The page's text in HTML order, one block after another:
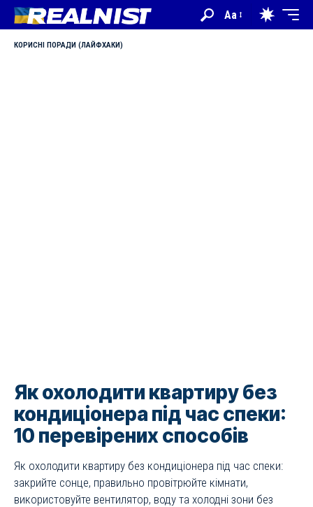
Aa
КОРИСНІ ПОРАДИ (ЛАЙФХАКИ)
Як охолодити квартиру без
кондиціонера під час спеки:
10 перевірених способів
Як охолодити квартиру без кондиціонера під час спеки:
закрийте сонце, правильно провітрюйте кімнати,
використовуйте вентилятор, воду та холодні зони без